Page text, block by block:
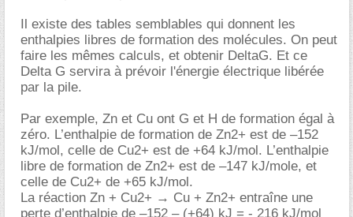
Il existe des tables semblables qui donnent les
enthalpies libres de formation des molécules. On peut
faire les mêmes calculs, et obtenir DeltaG. Et ce
Delta G servira à prévoir l'énergie électrique libérée
par la pile.
Par exemple, Zn et Cu ont G et H de formation égal à
zéro. L’enthalpie de formation de Zn2+ est de –152
kJ/mol, celle de Cu2+ est de +64 kJ/mol. L’enthalpie
libre de formation de Zn2+ est de –147 kJ/mole, et
celle de Cu2+ de +65 kJ/mol.
La réaction Zn + Cu2+ → Cu + Zn2+ entraîne une
perte d’enthalpie de –152 – (+64) kJ = - 216 kJ/mol